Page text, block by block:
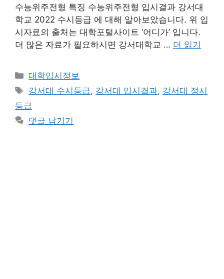
수능위주전형 특징 수능위주전형 입시결과 강서대
학교 2022 수시등급 에 대해 알아보았습니다. 위 입
시자료의 출처는 대학포털사이트 ‘어디가’ 입니다.
더 많은 자료가 필요하시면 강서대학교 … 더 읽기
카
테
고
리
대학입시정보
태
그
강서대 수시등급, 강서대 입시결과, 강서대 정시
등급
댓글 남기기